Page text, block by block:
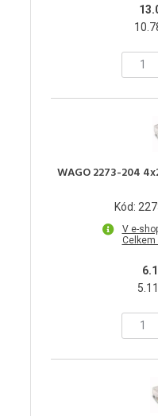
WAGO 2273-204
Kód:
V e-
Celkem